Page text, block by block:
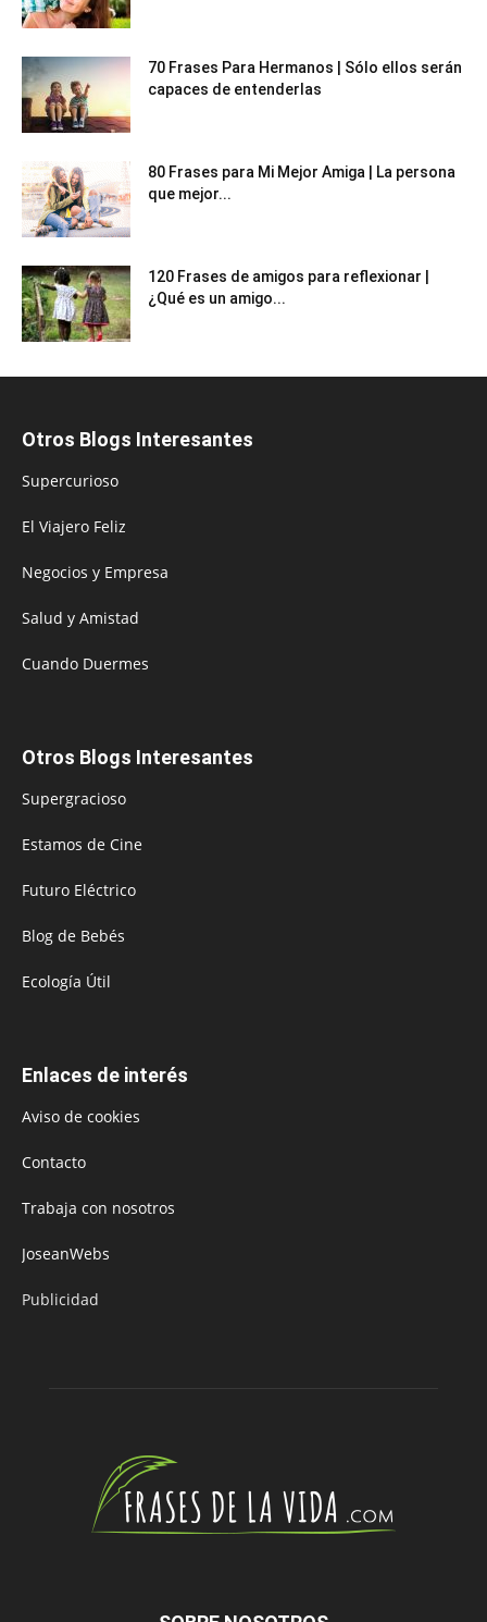
70 Frases Para Hermanos | Sólo ellos serán
capaces de entenderlas
80 Frases para Mi Mejor Amiga | La persona
que mejor...
120 Frases de amigos para reflexionar |
¿Qué es un amigo...
Otros Blogs Interesantes
Supercurioso
El Viajero Feliz
Negocios y Empresa
Salud y Amistad
Cuando Duermes
Otros Blogs Interesantes
Supergracioso
Estamos de Cine
Futuro Eléctrico
Blog de Bebés
Ecología Útil
Enlaces de interés
Aviso de cookies
Contacto
Trabaja con nosotros
JoseanWebs
Publicidad